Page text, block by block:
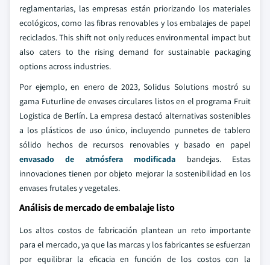
reglamentarias, las empresas están priorizando los materiales
ecológicos, como las fibras renovables y los embalajes de papel
reciclados. This shift not only reduces environmental impact but
also caters to the rising demand for sustainable packaging
options across industries.
Por ejemplo, en enero de 2023, Solidus Solutions mostró su
gama Futurline de envases circulares listos en el programa Fruit
Logistica de Berlín. La empresa destacó alternativas sostenibles
a los plásticos de uso único, incluyendo punnetes de tablero
sólido hechos de recursos renovables y basado en papel
envasado de atmósfera modificada bandejas. Estas
innovaciones tienen por objeto mejorar la sostenibilidad en los
envases frutales y vegetales.
Análisis de mercado de embalaje listo
Los altos costos de fabricación plantean un reto importante
para el mercado, ya que las marcas y los fabricantes se esfuerzan
por equilibrar la eficacia en función de los costos con la